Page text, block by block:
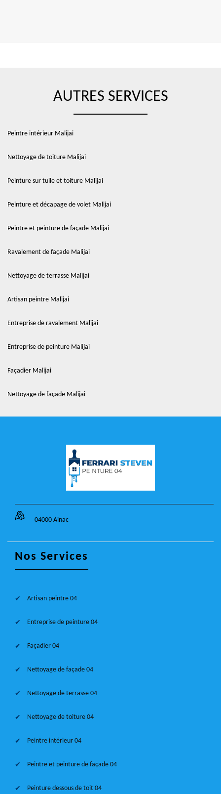
AUTRES SERVICES
Peintre intérieur Malijai
Nettoyage de toiture Malijai
Peinture sur tuile et toiture Malijai
Peinture et décapage de volet Malijai
Peintre et peinture de façade Malijai
Ravalement de façade Malijai
Nettoyage de terrasse Malijai
Artisan peintre Malijai
Entreprise de ravalement Malijai
Entreprise de peinture Malijai
Façadier Malijai
Nettoyage de façade Malijai
04000 Ainac
Nos Services
Artisan peintre 04
Entreprise de peinture 04
Façadier 04
Nettoyage de façade 04
Nettoyage de terrasse 04
Nettoyage de toiture 04
Peintre intérieur 04
Peintre et peinture de façade 04
Peinture dessous de toit 04